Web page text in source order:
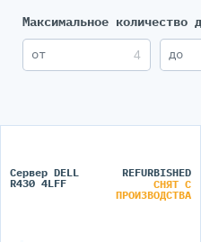
Максимальное количество
Сервер DELL
R430 4LFF
REFURBISHED
СНЯТ С
ПРОИЗВОДСТВА